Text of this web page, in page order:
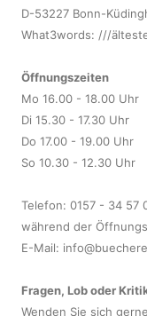
D-53227 Bonn-
What3words: ///
Öffnungszeiten
Mo 16.00 - 18.00 Uhr
Di 15.30 - 17.30 Uhr
Do 17.00 - 19.00 Uhr
So 10.30 - 12.30 Uhr
Telefon: 0157 - 34 57
während der
E-Mail:
Fragen, Lob oder
Wenden Sie sich